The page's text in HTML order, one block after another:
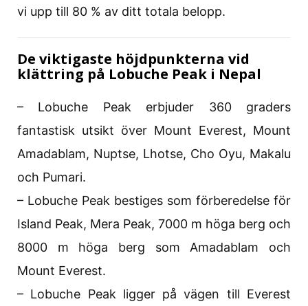
vi upp till 80 % av ditt totala belopp.
De viktigaste höjdpunkterna vid
klättring på Lobuche Peak i Nepal
– Lobuche Peak erbjuder 360 graders
fantastisk utsikt över Mount Everest, Mount
Amadablam, Nuptse, Lhotse, Cho Oyu, Makalu
och Pumari.
– Lobuche Peak bestiges som förberedelse för
Island Peak, Mera Peak, 7000 m höga berg och
8000 m höga berg som Amadablam och
Mount Everest.
– Lobuche Peak ligger på vägen till Everest